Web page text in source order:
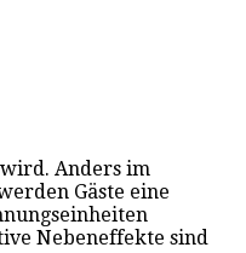
Anders im
Gäste eine
Nebeneffekte sind